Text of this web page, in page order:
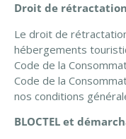
Droit de
Le droit de
hébergements
Code de la
Code de la
nos conditions
BLOCTEL et